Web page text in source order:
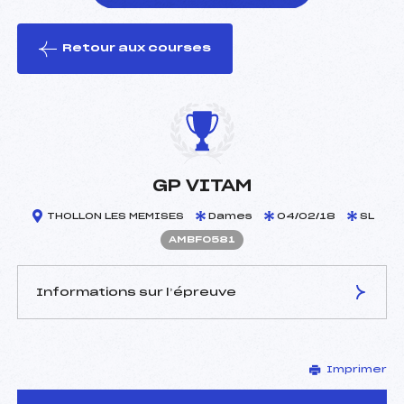
le ski
Retour aux courses
GP VITAM
THOLLON LES MEMISES Dames 04/02/18 SL
AMBF0581
Informations sur l’épreuve
CACHAT PIERRE (MB)
Arbitre :
RICHARD MICHEL (MB)
Imprimer